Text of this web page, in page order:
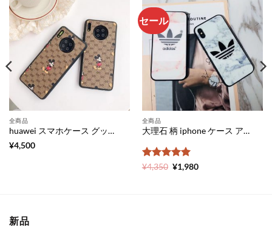
全商品
huawei スマホケース グッチ ディズニー コラボ ファー ウェイ p30 ケース 人気 huawei p30 pro ケース ミッキー かわいい gucci 携帯 ケース アンドロイド huawei mate30 おしゃれ
¥4,500
セール
全商品
大理石 柄 iphone ケース アディダス iphone11pro ケース ペア 人気 adidas アイ フォン ケース11 ピンク かわいい iphone xs スマホケース お揃い iphone x xr ケース 衝撃 安い
5段階中5の
¥4,350 元
¥1,980現
新品